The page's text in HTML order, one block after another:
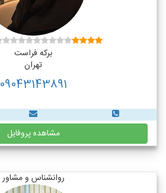
برکه فراست
تهران
09043143891
مشاهده پروفایل
روانشناس و مشاور